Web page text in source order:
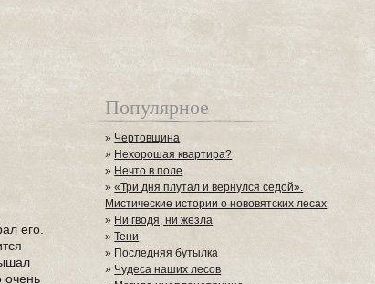
его.
очень
Популярное
» Чертовщина
» Нехорошая квартира?
» Нечто в поле
»«Три дня плутал и вернулся седой».
Мистические истории о нововятских лесах
» Ни гводя, ни жезла
»Тени
» Последняя бутылка
» Чудеса наших лесов